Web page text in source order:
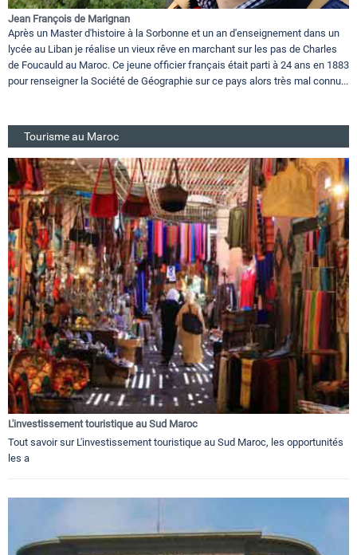
Jean François de Marignan
Après un Master d'histoire à la Sorbonne et un an d'enseignement dans un
lycée au Liban je réalise un vieux rêve en marchant sur les pas de Charles
de Foucauld au Maroc. Ce jeune officier français était parti à 24 ans en 1883
pour renseigner la Société de Géographie sur ce pays alors très mal connu...
Tourisme au Maroc
L'investissement touristique au Sud Maroc
Tout savoir sur L'investissement touristique au Sud Maroc, les opportunités
les a